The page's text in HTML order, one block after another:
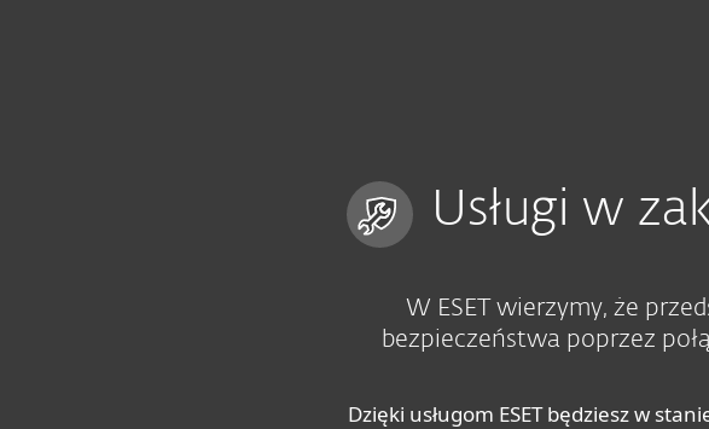
Usługi w
W ESET wierzymy, że
bezpieczeństwa poprzez
Dzięki usługom ESET będziesz w